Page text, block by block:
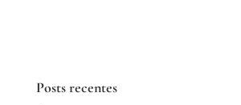
Posts recentes